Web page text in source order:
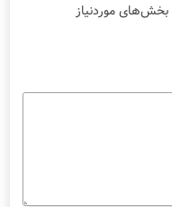
بخش‌های موردنیاز